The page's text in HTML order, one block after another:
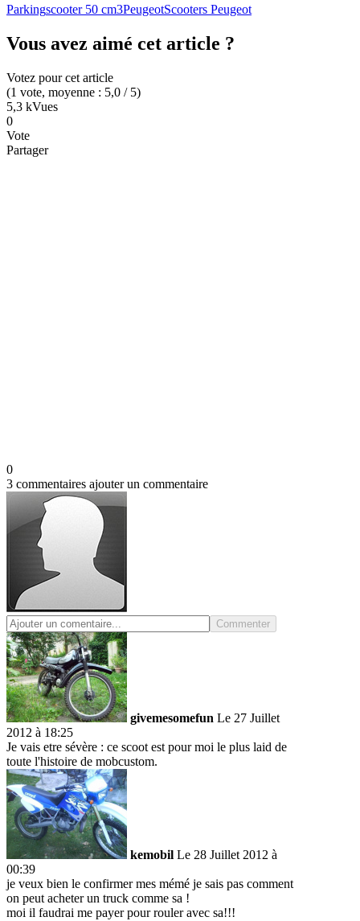
Parkingscooter 50 cm3PeugeotScooters Peugeot
Vous avez aimé cet article ?
Votez pour cet article
(1 vote, moyenne : 5,0 / 5)
5,3 kVues
0
Vote
Partager
0
3 commentaires ajouter un commentaire
Commenter
givemesomefun Le 27 Juillet
2012 à 18:25
Je vais etre sévère : ce scoot est pour moi le plus laid de
toute l'histoire de mobcustom.
kemobil Le 28 Juillet 2012 à
00:39
je veux bien le confirmer mes mémé je sais pas comment
on peut acheter un truck comme sa !
moi il faudrai me payer pour rouler avec sa!!!